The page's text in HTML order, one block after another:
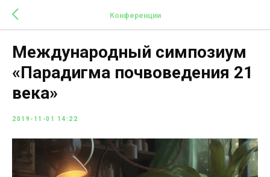
Конференции
Международный симпозиум
«Парадигма почвоведения 21
века»
2019-11-01 14:22